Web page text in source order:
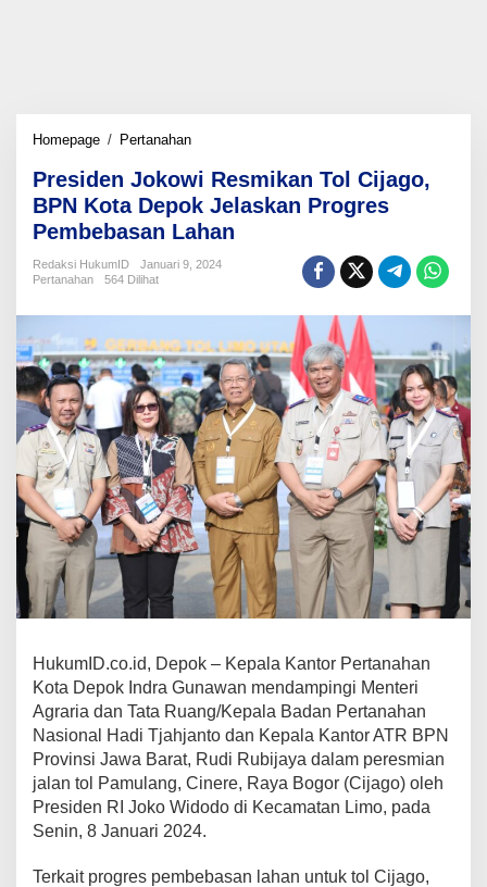
Homepage / PertanahanPresiden
Resmikan
Tol
Cijago,
BPN
Kota
Depok
Progres
Lahan
Presiden Jokowi Resmikan Tol Cijago,
BPN Kota Depok Jelaskan Progres
Pembebasan Lahan
Redaksi HukumID
Januari 9, 2024
Pertanahan
564 Dilihat
HukumID.co.id, Depok – Kepala Kantor Pertanahan
Kota Depok Indra Gunawan mendampingi Menteri
Agraria dan Tata Ruang/Kepala Badan Pertanahan
Nasional Hadi Tjahjanto dan Kepala Kantor ATR BPN
Provinsi Jawa Barat, Rudi Rubijaya dalam peresmian
jalan tol Pamulang, Cinere, Raya Bogor (Cijago) oleh
Presiden RI Joko Widodo di Kecamatan Limo, pada
Senin, 8 Januari 2024.
Terkait progres pembebasan lahan untuk tol Cijago,